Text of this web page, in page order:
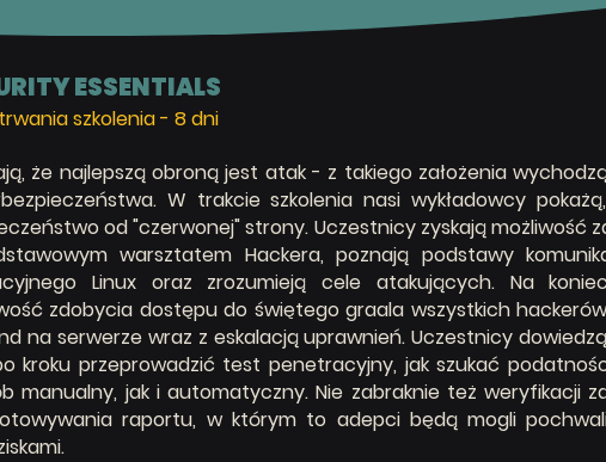
ESSENTIALS
szkolenia - 8 dni
że najlepszą obroną jest atak - z takiego założenia
W trakcie szkolenia nasi wykładowcy
od "czerwonej" strony. Uczestnicy zyskają możliwość
warsztatem Hackera, poznają podstawy
Linux oraz zrozumieją cele atakujących. Na
zdobycia dostępu do świętego graala wszystkich
na serwerze wraz z eskalacją uprawnień. Uczestnicy
kroku przeprowadzić test penetracyjny, jak szukać
manualny, jak i automatyczny. Nie zabraknie też weryfikacji
raportu, w którym to adepci będą mogli